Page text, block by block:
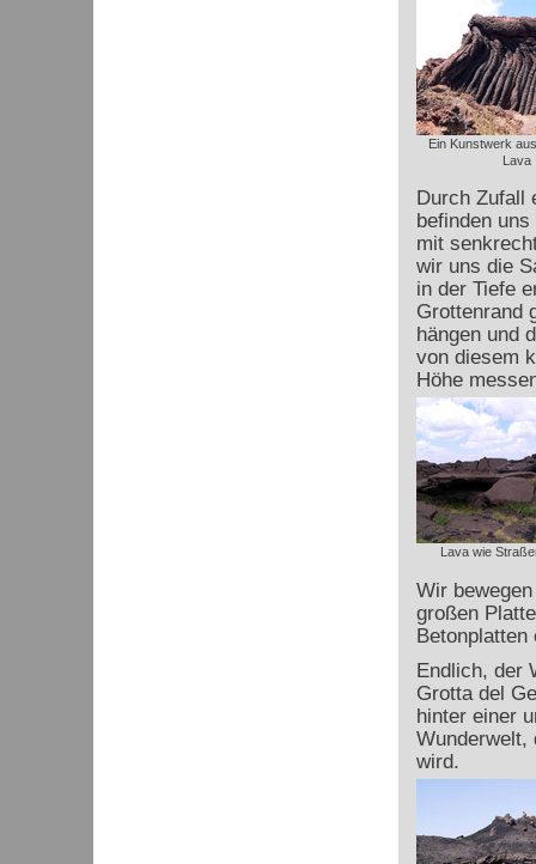
Ein Kunstwerk
Lava
Durch Zufall
befinden
mit
wir uns die
in der Tiefe
Grottenrand
hängen und
von diesem
Höhe
Lava wie
Wir
großen
Betonplatten
Endlich, der
Grotta del
hinter einer
Wunderwelt,
wird.